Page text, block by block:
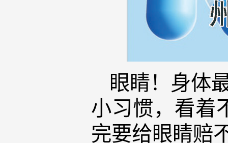
眼睛！身体
小习惯，看着
完要给眼睛